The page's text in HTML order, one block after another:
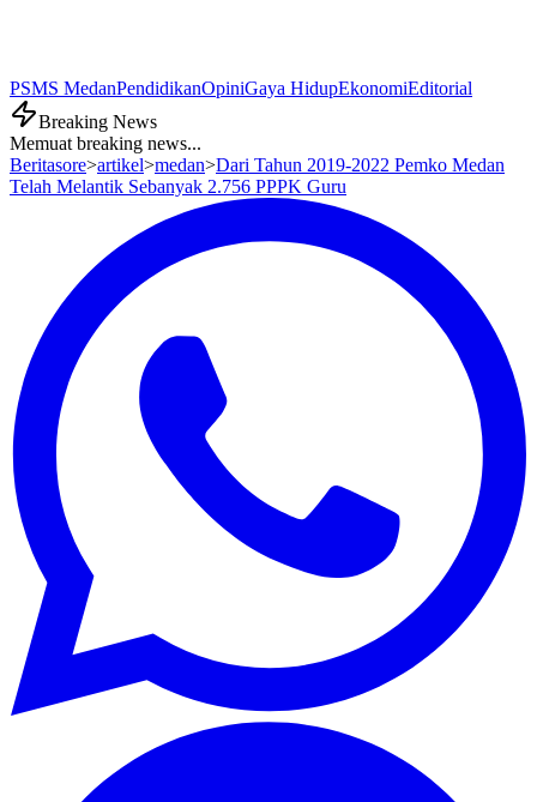
PSMS MedanPendidikanOpiniGaya HidupEkonomiEditorial
Breaking News
Memuat breaking news...
Beritasore>artikel>medan>Dari Tahun 2019-2022 Pemko Medan
Telah Melantik Sebanyak 2.756 PPPK Guru